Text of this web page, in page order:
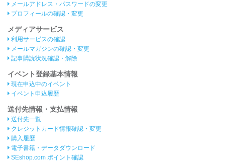
メールアドレス・パスワードの変更
プロフィールの確認・変更
メディアサービス
利用サービスの確認
メールマガジンの確認・変更
記事購読状況確認・解除
イベント登録基本情報
現在申込中のイベント
イベント申込履歴
送付先情報・支払情報
送付先一覧
クレジットカード情報確認・変更
購入履歴
電子書籍・データダウンロード
SEshop.com ポイント確認